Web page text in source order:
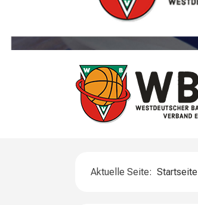
Aktuelle Seite: Startseite